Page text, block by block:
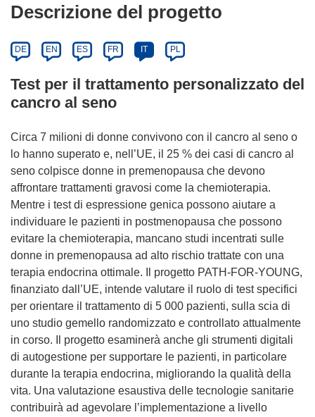
Descrizione del progetto
DE EN ES FR IT PL
Test per il trattamento personalizzato del
cancro al seno
Circa 7 milioni di donne convivono con il cancro al seno o
lo hanno superato e, nell’UE, il 25 % dei casi di cancro al
seno colpisce donne in premenopausa che devono
affrontare trattamenti gravosi come la chemioterapia.
Mentre i test di espressione genica possono aiutare a
individuare le pazienti in postmenopausa che possono
evitare la chemioterapia, mancano studi incentrati sulle
donne in premenopausa ad alto rischio trattate con una
terapia endocrina ottimale. Il progetto PATH-FOR-YOUNG,
finanziato dall’UE, intende valutare il ruolo di test specifici
per orientare il trattamento di 5 000 pazienti, sulla scia di
uno studio gemello randomizzato e controllato attualmente
in corso. Il progetto esaminerà anche gli strumenti digitali
di autogestione per supportare le pazienti, in particolare
durante la terapia endocrina, migliorando la qualità della
vita. Una valutazione esaustiva delle tecnologie sanitarie
contribuirà ad agevolare l’implementazione a livello